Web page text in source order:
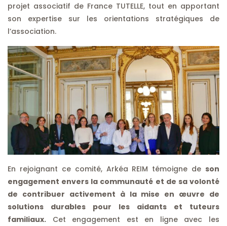
projet associatif de France TUTELLE, tout en apportant
son expertise sur les orientations stratégiques de
l’association.
En rejoignant ce comité, Arkéa REIM témoigne de son
engagement envers la communauté et de sa volonté
de contribuer activement à la mise en œuvre de
solutions durables pour les aidants et tuteurs
familiaux. Cet engagement est en ligne avec les